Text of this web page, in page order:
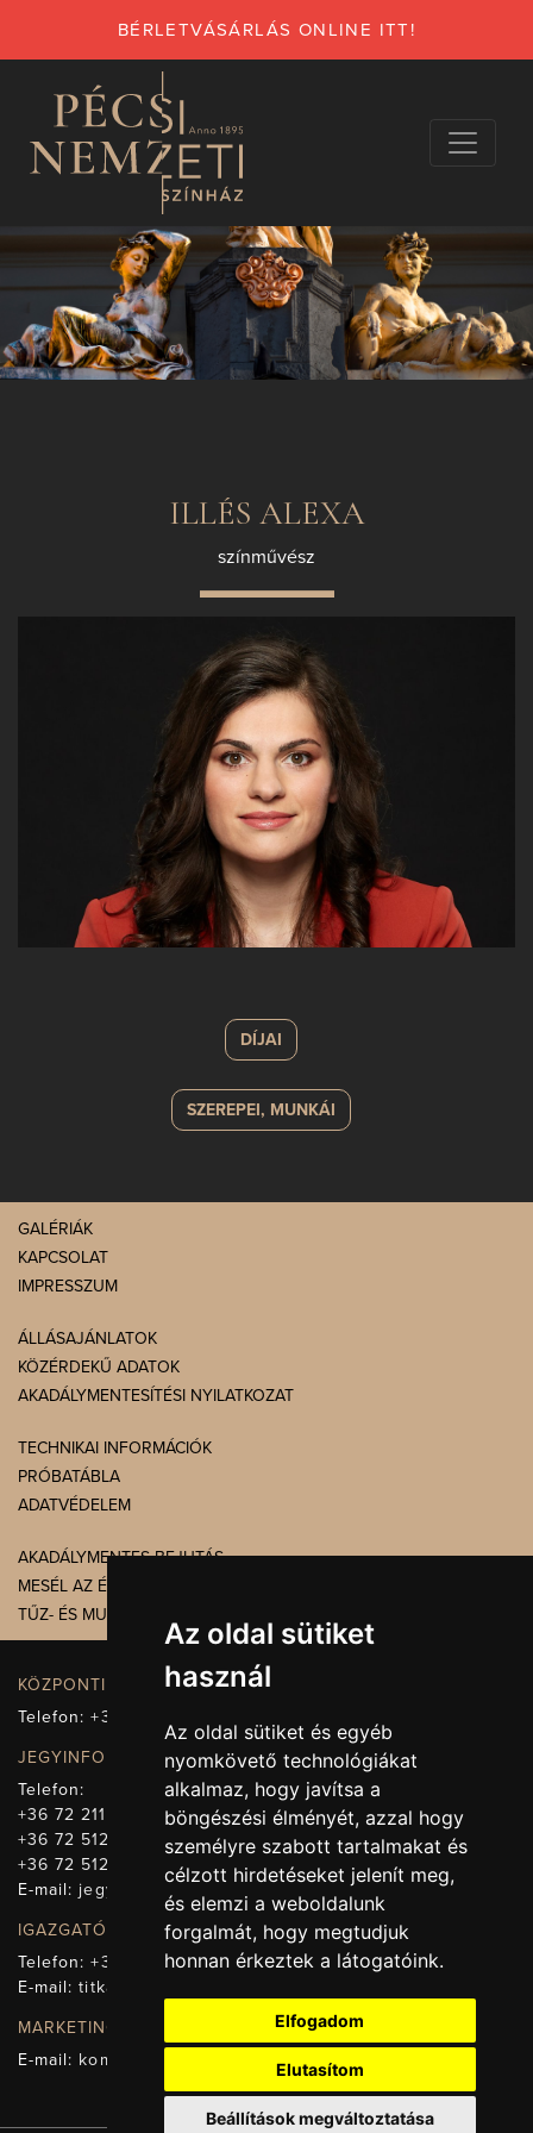
Az oldal sütiket
használ
Az oldal sütiket és egyéb
nyomkövető technológiákat
alkalmaz, hogy javítsa a
böngészési élményét, azzal hogy
személyre szabott tartalmakat és
célzott hirdetéseket jelenít meg,
és elemzi a weboldalunk
forgalmát, hogy megtudjuk
honnan érkeztek a látogatóink.
Elfogadom
Elutasítom
Beállítások megváltoztatása
BÉRLETVÁSÁRLÁS ONLINE ITT!
ILLÉS ALEXA
színművész
DÍJAI
SZEREPEI, MUNKÁI
GALÉRIÁK
KAPCSOLAT
IMPRESSZUM
ÁLLÁSAJÁNLATOK
KÖZÉRDEKŰ ADATOK
AKADÁLYMENTESÍTÉSI NYILATKOZAT
TECHNIKAI INFORMÁCIÓK
PRÓBATÁBLA
ADATVÉDELEM
AKADÁLYMENTES BEJUTÁS
MESÉL AZ ÉPÜLET
TŰZ- ÉS MUNKAVÉDELEM
KÖZPONTI ELÉRHETŐSÉG, TELEFONKÖZPONT
Telefon:+36 72 512-660
JEGYINFORMÁCIÓ
Telefon:
+36 72 211-965
+36 72 512-669
+36 72 512-675
E-mail: jegy@pnsz.hu
IGAZGATÓSÁG, TITKÁRSÁG
Telefon:+36 72 512-671
E-mail:titkarsag@pnsz.hu
MARKETING, SAJTÓ, KOMMUNIKÁCIÓ
E-mail: kommunikacio@pnsz.hu